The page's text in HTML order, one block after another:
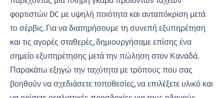
φορτιστών DC με υψηλή ποιότητα και ανταπόκριση μετά
το σέρβις. Για να διατηρήσουμε τη συνεπή εξυπηρέτηση
και τις αγορές σταθερές, δημιουργήσαμε επίσης ένα
σημείο εξυπηρέτησης μετά την πώληση στον Καναδά.
Παρακάτω εξηγώ την ταχύτητα με τρόπους που σας
βοηθούν να σχεδιάσετε τοποθεσίες, να επιλέξετε υλικό και